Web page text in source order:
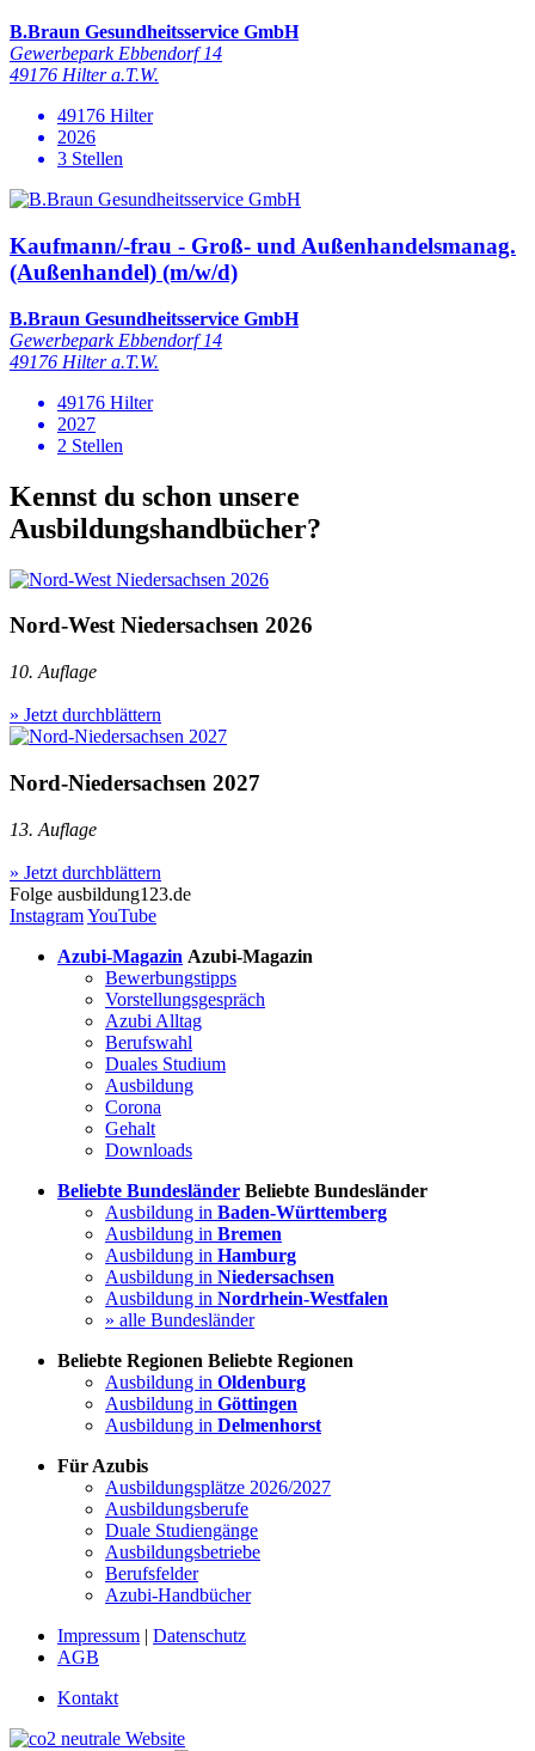
B.Braun Gesundheitsservice GmbH
Gewerbepark Ebbendorf 14
49176 Hilter a.T.W.
49176 Hilter
2026
3 Stellen
Kaufmann/-frau - Groß- und Außenhandelsmanag.
(Außenhandel) (m/w/d)
B.Braun Gesundheitsservice GmbH
Gewerbepark Ebbendorf 14
49176 Hilter a.T.W.
49176 Hilter
2027
2 Stellen
Kennst du schon unsere
Ausbildungshandbücher?
Nord-West Niedersachsen 2026
10. Auflage
» Jetzt durchblättern
Nord-Niedersachsen 2027
13. Auflage
» Jetzt durchblättern
Folge ausbildung123.de
InstagramYouTube
Azubi-Magazin Azubi-Magazin
Bewerbungstipps
Vorstellungsgespräch
Azubi Alltag
Berufswahl
Duales Studium
Ausbildung
Corona
Gehalt
Downloads
Beliebte Bundesländer Beliebte Bundesländer
Ausbildung in Baden-Württemberg
Ausbildung in Bremen
Ausbildung in Hamburg
Ausbildung in Niedersachsen
Ausbildung in Nordrhein-Westfalen
» alle Bundesländer
Beliebte Regionen Beliebte Regionen
Ausbildung in Oldenburg
Ausbildung in Göttingen
Ausbildung in Delmenhorst
Für Azubis
Ausbildungsplätze 2026/2027
Ausbildungsberufe
Duale Studiengänge
Ausbildungsbetriebe
Berufsfelder
Azubi-Handbücher
Impressum | Datenschutz
AGB
Kontakt